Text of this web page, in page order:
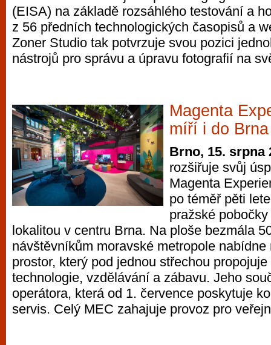
(EISA) na základě rozsáhlého testování a
z 56 předních technologických časopisů a
Zoner Studio tak potvrzuje svou pozici
nástrojů pro správu a úpravu fotografií na
Magenta
míří i do Brna
Brno, 15. srpna
rozšiřuje svůj
Magenta
po téměř pěti
pražské
lokalitou v centru Brna. Na ploše bezmála
návštěvníkům moravské metropole
prostor, který pod jednou střechou
technologie, vzdělávání a zábavu. Jeho
operátora, která od 1. července poskytuje
servis. Celý MEC zahajuje provoz pro
vyzkoušet různé kasinové hry. V
metropoli naleznete širokou nabídku her
po moderní automaty jak pro pravidelné
příležitostné hráče. V...